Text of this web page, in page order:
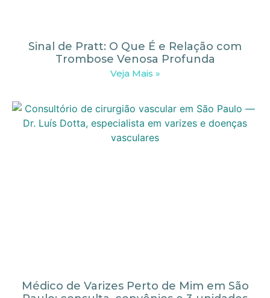
Sinal de Pratt: O Que É e Relação com
Trombose Venosa Profunda
Veja Mais »
Médico de Varizes Perto de Mim em São